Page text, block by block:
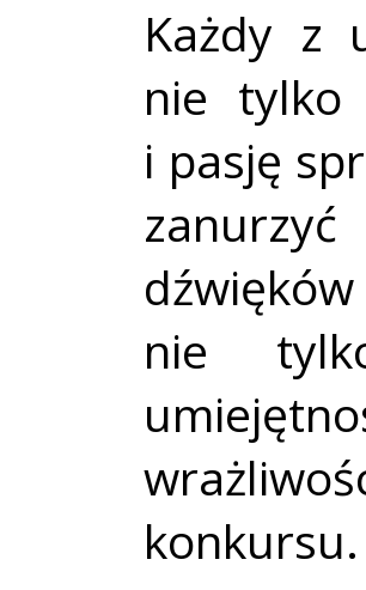
Każdy z
nie
i pasję
nie
konkursu.